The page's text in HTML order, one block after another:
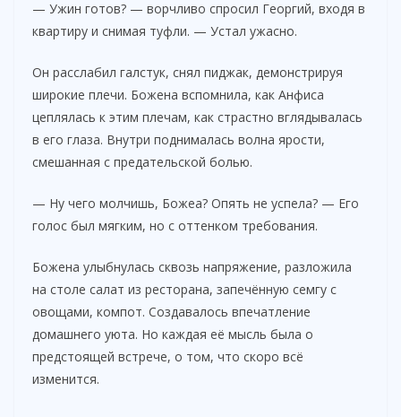
— Ужин готов? — ворчливо спросил Георгий, входя в
квартиру и снимая туфли. — Устал ужасно.
Он расслабил галстук, снял пиджак, демонстрируя
широкие плечи. Божена вспомнила, как Анфиса
цеплялась к этим плечам, как страстно вглядывалась
в его глаза. Внутри поднималась волна ярости,
смешанная с предательской болью.
— Ну чего молчишь, Божеа? Опять не успела? — Его
голос был мягким, но с оттенком требования.
Божена улыбнулась сквозь напряжение, разложила
на столе салат из ресторана, запечённую семгу с
овощами, компот. Создавалось впечатление
домашнего уюта. Но каждая её мысль была о
предстоящей встрече, о том, что скоро всё
изменится.